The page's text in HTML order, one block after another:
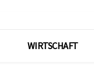
WIRTSCHAFT